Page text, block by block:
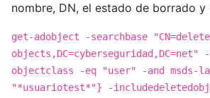
nombre, DN, el estado de borrado
get-adobject -searchbase
objectclass -eq "user" -and msds-
"*usuariotest*"} -